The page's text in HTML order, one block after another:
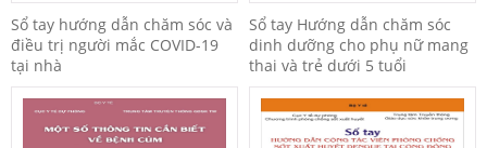
Sổ tay hướng dẫn chăm sóc và
điều trị người mắc COVID-19
tại nhà
Sổ tay Hướng dẫn chăm sóc
dinh dưỡng cho phụ nữ mang
thai và trẻ dưới 5 tuổi